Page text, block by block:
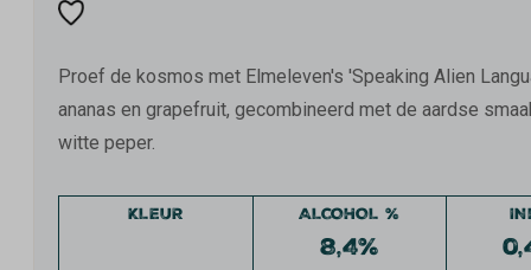
Proef de kosmos met Elmeleven's 'Speaking Alien
ananas en grapefruit, gecombineerd met de aardse
witte peper.
KLEUR ALCOHOL %
8,4%